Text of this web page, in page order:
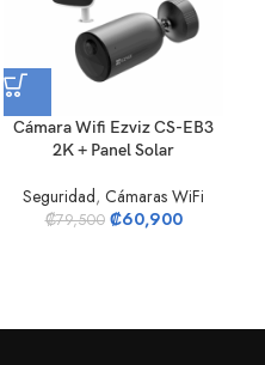
Cámara Wifi Ezviz CS-EB3
2K + Panel Solar
Seguridad, Cámaras WiFi
₡79,500 ₡60,900